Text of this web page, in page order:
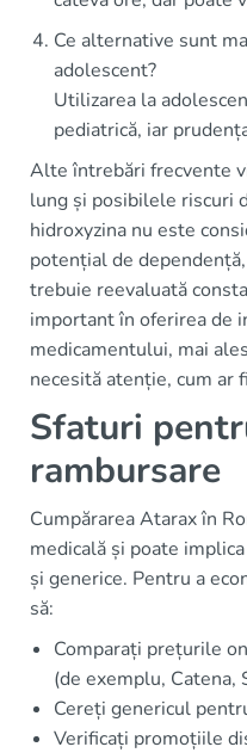
Ce alternative sunt
adolescent?
Utilizarea la
pediatrică, iar
Alte întrebări frecvente
lung și posibilele riscuri
hidroxyzina nu este
potențial de
trebuie reevaluată
important în oferirea de
medicamentului, mai
necesită atenție, cum ar
Sfaturi
rambursare
Cumpărarea Atarax în
medicală și poate
și generice. Pentru a
să:
Comparați prețurile
(de exemplu, Catena,
Cereți genericul
Verificați promoțiile